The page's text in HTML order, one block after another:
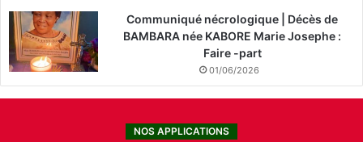
Communiqué nécrologique | Décès de
BAMBARA née KABORE Marie Josephe :
Faire -part
01/06/2026
NOS APPLICATIONS